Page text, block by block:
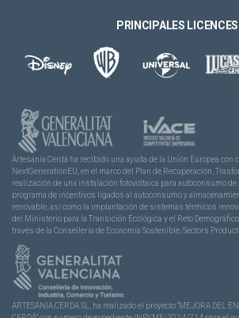
PRINCIPALES LICENCES
Artesanía Cerdá ha recibido una ayuda de la Unión Europea con
NextGenerationEU, en el marco del Plan de Recuperación,
realización de una instalación fotovoltaica para autoconsumo
programa de incentivos ligados al autoconsumo y
renovable, así como la implantación de sistemas térmicos
del Ministerio para la Transición Ecológica y el Reto
través de la Consellería de Economía Sostenible, Sectors
ARTESANIA CERDA SL, ha realizado el proyecto “MEJORA DEL